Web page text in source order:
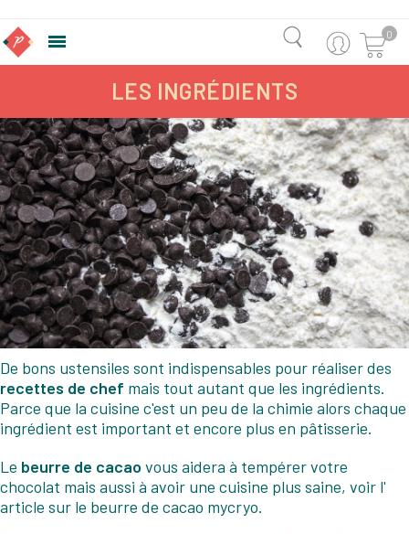
 0
LES INGRÉDIENTS
De bons ustensiles sont indispensables pour réaliser des
recettes de chef mais tout autant que les ingrédients.
Parce que la cuisine c'est un peu de la chimie alors chaque
ingrédient est important et encore plus en pâtisserie.
Le beurre de cacao vous aidera à tempérer votre
chocolat mais aussi à avoir une cuisine plus saine, voir l'
article sur le beurre de cacao mycryo.